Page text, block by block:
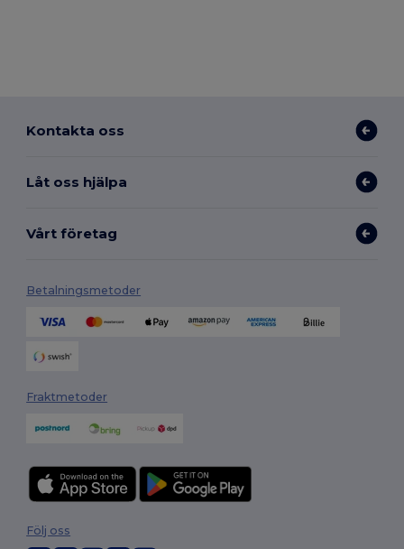
Kontakta oss
Låt oss hjälpa
Vårt företag
Betalningsmetoder
Fraktmetoder
Följ oss